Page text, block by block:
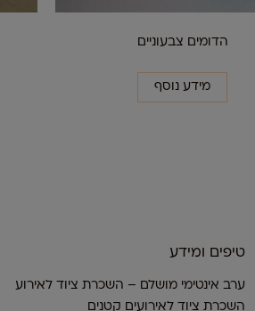
הדומים צבעוניים
מידע נוסף
טיפים ומידע
ערב אינטימי מושלם – השכרת ציוד לאירוע
השכרת ציוד לאירועים קטנים